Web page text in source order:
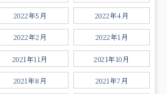
2022年5月 2022年4月
2022年2月 2022年1月
2021年11月 2021年10月
2021年8月 2021年7月